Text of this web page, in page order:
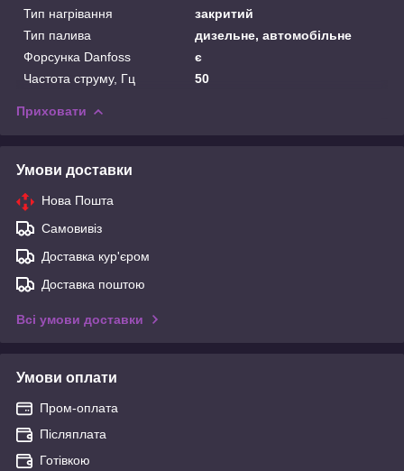
Тип нагрівання
закритий
Тип палива
дизельне, автомобільне
Форсунка Danfoss
є
Частота струму, Гц
50
Приховати
Умови доставки
Нова Пошта
Самовивіз
Доставка кур'єром
Доставка поштою
Всі умови доставки
Умови оплати
Пром-оплата
Післяплата
Готівкою